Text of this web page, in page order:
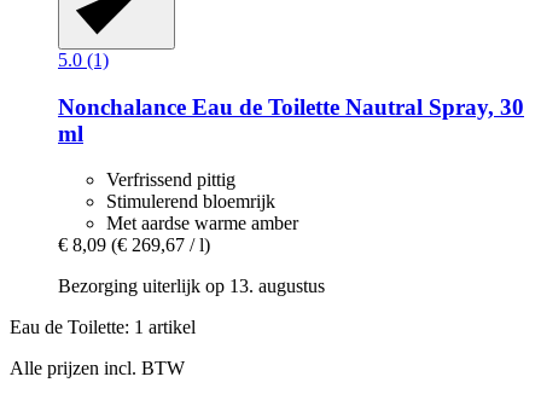
5.0 (1)
Nonchalance Eau de Toilette Nautral Spray, 30
ml
Verfrissend pittig
Stimulerend bloemrijk
Met aardse warme amber
€ 8,09 (€ 269,67 / l)
Bezorging uiterlijk op 13. augustus
Eau de Toilette: 1 artikel
Alle prijzen incl. BTW